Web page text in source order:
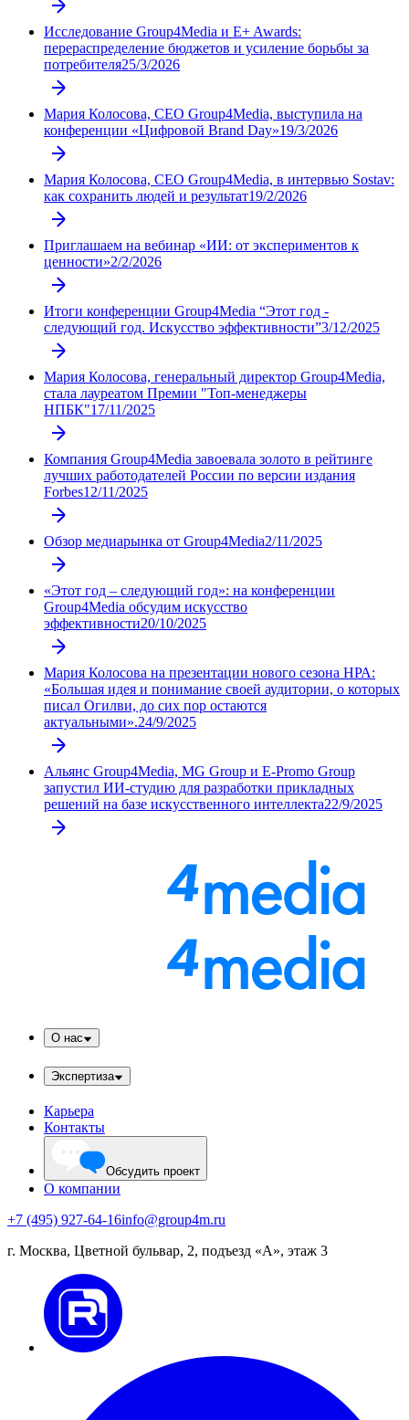
Исследование Group4Media и E+ Awards:
перераспределение бюджетов и усиление борьбы за
потребителя25/3/2026
Мария Колосова, СЕО Group4Media, выступила на
конференции «Цифровой Brand Day»19/3/2026
Мария Колосова, CEO Group4Media, в интервью Sostav:
как сохранить людей и результат19/2/2026
Приглашаем на вебинар «ИИ: от экспериментов к
ценности»2/2/2026
Итоги конференции Group4Media “Этот год -
следующий год. Искусство эффективности”3/12/2025
Мария Колосова, генеральный директор Group4Media,
стала лауреатом Премии "Топ-менеджеры
НПБК"17/11/2025
Компания Group4Media завоевалa золото в рейтинге
лучших работодателей России по версии издания
Forbes12/11/2025
Обзор медиарынка от Group4Media2/11/2025
«Этот год – следующий год»: на конференции
Group4Media обсудим искусство
эффективности20/10/2025
Мария Колосова на презентации нового сезона НРА:
«Большая идея и понимание своей аудитории, о которых
писал Огилви, до сих пор остаются
актуальными».24/9/2025
Альянс Group4Media, MG Group и E-Promo Group
запустил ИИ-студию для разработки прикладных
решений на базе искусственного интеллекта22/9/2025
О нас
Экспертиза
Карьера
Контакты
Обсудить проект
О компании
+7 (495) 927-64-16info@group4m.ru
г. Москва, Цветной бульвар, 2, подъезд «А», этаж 3